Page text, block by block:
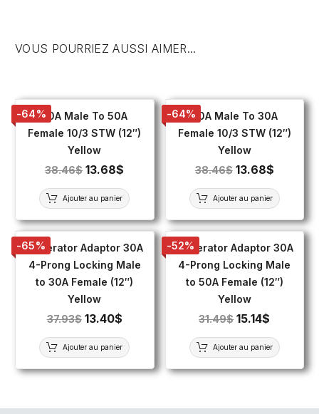
VOUS POURRIEZ AUSSI AIMER...
-64%30A Male To 50A
Female 10/3 STW (12″)
Yellow
38.46$ 13.68$
Ajouter au panier
-64%50A Male To 30A
Female 10/3 STW (12″)
Yellow
38.46$ 13.68$
Ajouter au panier
-65%
Generator Adaptor 30A
4-Prong Locking Male
to 30A Female (12″)
Yellow
37.93$ 13.40$
Ajouter au panier
-52%
Generator Adaptor 30A
4-Prong Locking Male
to 50A Female (12″)
Yellow
31.49$ 15.14$
Ajouter au panier